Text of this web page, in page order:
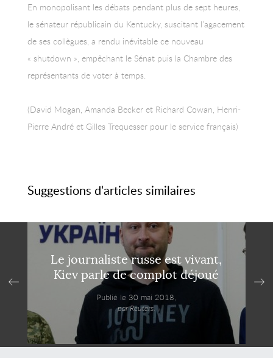
En monopolisant les débats pendant plus de sept heures,
le sénateur républicain du Kentucky, suscitant l’agacement
de ses collègues, a rendu inévitable ce nouveau
« shutdown », empêchant le Sénat puis la Chambre des
représentants de voter à temps.
(David Mogan, Amanda Becker et Richard Cowan, Henri-
Pierre André et Gilles Trequesser pour le service français)
Suggestions d'articles similaires
Le journaliste russe est vivant,
Kiev parle de complot déjoué
Publié le 30 mai 2018,
par Reuters.